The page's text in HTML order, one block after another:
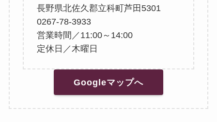
長野県北佐久郡立科町芦田5301
0267-78-3933
営業時間／11:00～14:00
定休日／木曜日
Googleマップへ